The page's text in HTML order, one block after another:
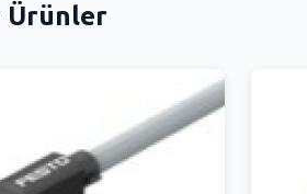
Ürünler